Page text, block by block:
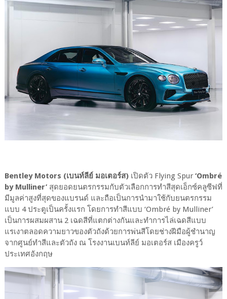
Bentley Motors (เบนท์ลีย์ มอเตอร์ส)เปิดตัว Flying Spur ‘Ombré
by Mulliner’สุดยอดยนตรกรรมกับตัวเลือกการทำสีสุดเอ็กซ์คลูซีฟที่
มีมูลค่าสูงที่สุดของแบรนด์ และถือเป็นการนำมาใช้กับยนตรกรรม
แบบ 4 ประตูเป็นครั้งแรก โดยการทำสีแบบ ‘Ombré by Mulliner’
เป็นการผสมผสาน 2 เฉดสีที่แตกต่างกันและทำการไล่เฉดสีแบบ
แรเงาตลอดความยาวของตัวถังด้วยการพ่นสีโดยช่างฝีมือผู้ชำนาญ
จากศูนย์ทำสีและตัวถัง ณ โรงงานเบนท์ลีย์ มอเตอร์ส เมืองครูว์
ประเทศอังกฤษ